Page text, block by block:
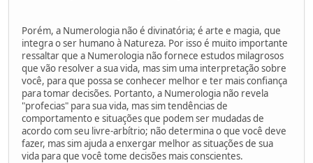
Porém, a Numerologia não é divinatória; é arte e magia, que
integra o ser humano à Natureza. Por isso é muito importante
ressaltar que a Numerologia não fornece estudos milagrosos
que vão resolver a sua vida, mas sim uma interpretação sobre
você, para que possa se conhecer melhor e ter mais confiança
para tomar decisões. Portanto, a Numerologia não revela
"profecias" para sua vida, mas sim tendências de
comportamento e situações que podem ser mudadas de
acordo com seu livre-arbítrio; não determina o que você deve
fazer, mas sim ajuda a enxergar melhor as situações de sua
vida para que você tome decisões mais conscientes.